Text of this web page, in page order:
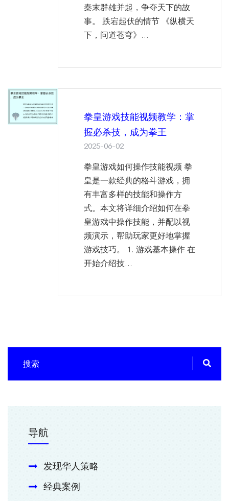
秦末群雄并起，争夺天下的故
事。 跌宕起伏的情节 《纵横天
下，问道苍穹》...
拳皇游戏技能视频教学：掌
握必杀技，成为拳王
2025-06-02
拳皇游戏如何操作技能视频 拳
皇是一款经典的格斗游戏，拥
有丰富多样的技能和操作方
式。本文将详细介绍如何在拳
皇游戏中操作技能，并配以视
频演示，帮助玩家更好地掌握
游戏技巧。 1. 游戏基本操作 在
开始介绍技...
导航
发现华人策略
经典案例